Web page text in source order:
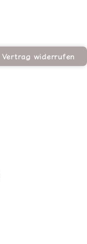
Vertrag widerrufen